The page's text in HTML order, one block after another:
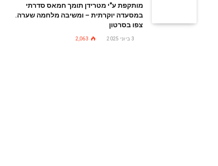
מותקפת ע"י מטרידן תומך חמאס סדרתי
במסעדה יוקרתית – ומשיבה מלחמה שערה.
צפו בסרטון
3 ביוני 2025 2,063